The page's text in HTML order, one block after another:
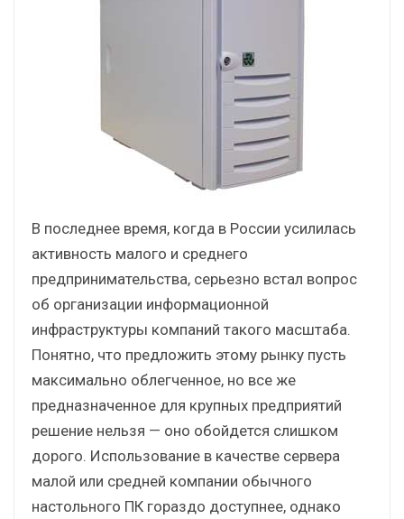
В последнее время, когда в России усилилась
активность малого и среднего
предпринимательства, серьезно встал вопрос
об организации информационной
инфраструктуры компаний такого масштаба.
Понятно, что предложить этому рынку пусть
максимально облегченное, но все же
предназначенное для крупных предприятий
решение нельзя — оно обойдется слишком
дорого. Использование в качестве сервера
малой или средней компании обычного
настольного ПК гораздо доступнее, однако